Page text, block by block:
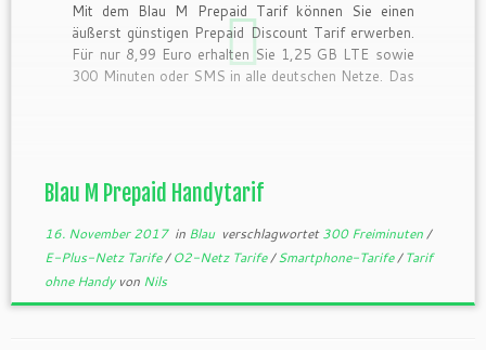
Mit dem Blau M Prepaid Tarif können Sie einen
äußerst günstigen Prepaid Discount Tarif erwerben.
Für nur 8,99 Euro erhalten Sie 1,25 GB LTE sowie
300 Minuten oder SMS in alle deutschen Netze. Das
Blau M Prepaid Handytarif
16. November 2017in Blau verschlagwortet300 Freiminuten/
E-Plus-Netz Tarife/O2-Netz Tarife/Smartphone-Tarife/Tarif
ohne Handyvon Nils